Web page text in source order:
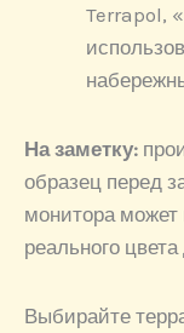
Terrapol,
На заметку:
образец перед
монитора может
реального цвета
Выбирайте